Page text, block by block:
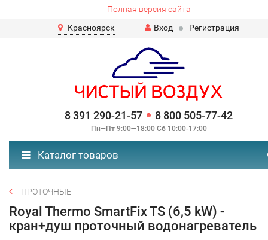
Полная версия сайта
Красноярск
Вход Регистрация
8 391 290-21-57 8 800 505-77-42
Пн—Пт 9:00—18:00 Сб 10:00-17:00
Каталог товаров
ПРОТОЧНЫЕ
Royal Thermo SmartFix TS (6,5 kW) -
кран+душ проточный водонагреватель